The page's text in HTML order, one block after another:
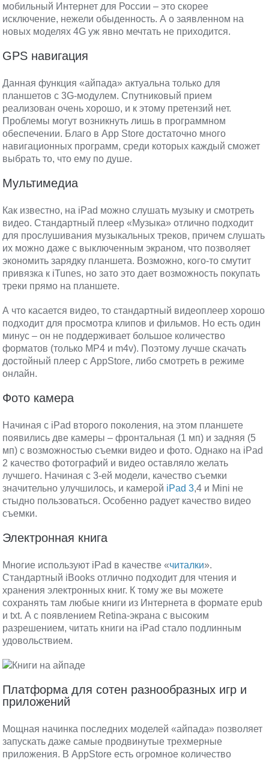
мобильный Интернет для России – это скорее
исключение, нежели обыденность. А о заявленном на
новых моделях 4G уж явно мечтать не приходится.
GPS навигация
Данная функция «айпада» актуальна только для
планшетов с 3G-модулем. Спутниковый прием
реализован очень хорошо, и к этому претензий нет.
Проблемы могут возникнуть лишь в программном
обеспечении. Благо в App Store достаточно много
навигационных программ, среди которых каждый сможет
выбрать то, что ему по душе.
Мультимедиа
Как известно, на iPad можно слушать музыку и смотреть
видео. Стандартный плеер «Музыка» отлично подходит
для прослушивания музыкальных треков, причем слушать
их можно даже с выключенным экраном, что позволяет
экономить зарядку планшета. Возможно, кого-то смутит
привязка к iTunes, но зато это дает возможность покупать
треки прямо на планшете.
А что касается видео, то стандартный видеоплеер хорошо
подходит для просмотра клипов и фильмов. Но есть один
минус – он не поддерживает большое количество
форматов (только MP4 и m4v). Поэтому лучше скачать
достойный плеер с AppStore, либо смотреть в режиме
онлайн.
Фото камера
Начиная с iPad второго поколения, на этом планшете
появились две камеры – фронтальная (1 мп) и задняя (5
мп) с возможностью съемки видео и фото. Однако на iPad
2 качество фотографий и видео оставляло желать
лучшего. Начиная с 3-ей модели, качество съемки
значительно улучшилось, и камерой iPad 3,4 и Mini не
стыдно пользоваться. Особенно радует качество видео
съемки.
Электронная книга
Многие используют iPad в качестве «читалки».
Стандартный iBooks отлично подходит для чтения и
хранения электронных книг. К тому же вы можете
сохранять там любые книги из Интернета в формате epub
и txt. А с появлением Retina-экрана с высоким
разрешением, читать книги на iPad стало подлинным
удовольствием.
Платформа для сотен разнообразных игр и
приложений
Мощная начинка последних моделей «айпада» позволяет
запускать даже самые продвинутые трехмерные
приложения. В AppStore есть огромное количество